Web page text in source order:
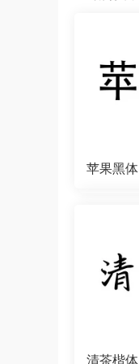
苹果黑体
清茶楷体